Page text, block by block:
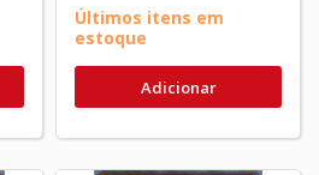
Últimos itens em
estoque
Adicionar